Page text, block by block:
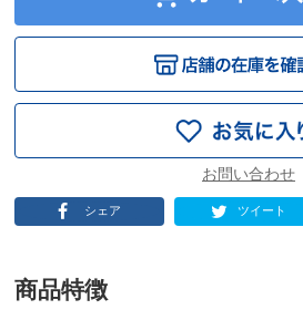
シェア ツイート
商品特徴